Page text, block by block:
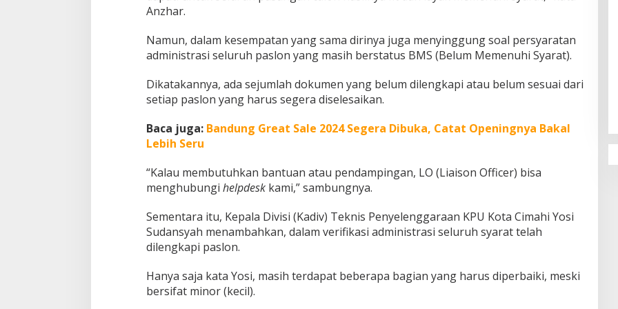
Anzhar.
Namun, dalam kesempatan yang sama dirinya juga menyinggung soal persyaratan
administrasi seluruh paslon yang masih berstatus BMS (Belum Memenuhi Syarat).
Dikatakannya, ada sejumlah dokumen yang belum dilengkapi atau belum sesuai dari
setiap paslon yang harus segera diselesaikan.
Baca juga: Bandung Great Sale 2024 Segera Dibuka, Catat Openingnya Bakal
Lebih Seru
“Kalau membutuhkan bantuan atau pendampingan, LO (Liaison Officer) bisa
menghubungi helpdeskkami,” sambungnya.
Sementara itu, Kepala Divisi (Kadiv) Teknis Penyelenggaraan KPU Kota Cimahi Yosi
Sudansyah menambahkan, dalam verifikasi administrasi seluruh syarat telah
dilengkapi paslon.
Hanya saja kata Yosi, masih terdapat beberapa bagian yang harus diperbaiki, meski
bersifat minor (kecil).
Karakter Sekolah Nur Al Rahman